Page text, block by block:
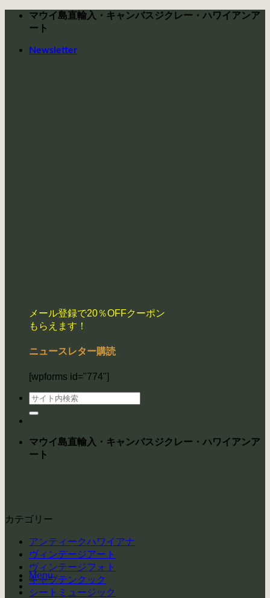
Skip
マウイ島直輸入・キャンバスジクレー・ハワイアンア
ート
Newsletter
メール登録で20％OFFクーポン
もらえます！
ニュースレター購読
[wpforms id="774"]
検
索
マウイ島直輸入・キャンバスジクレー・ハワイアンア
ート
Menu
カテゴリー
アンティークハワイアナ
ヴィンデージアート
ヴィンテージフォト
キャプテンクック
シートミュージック